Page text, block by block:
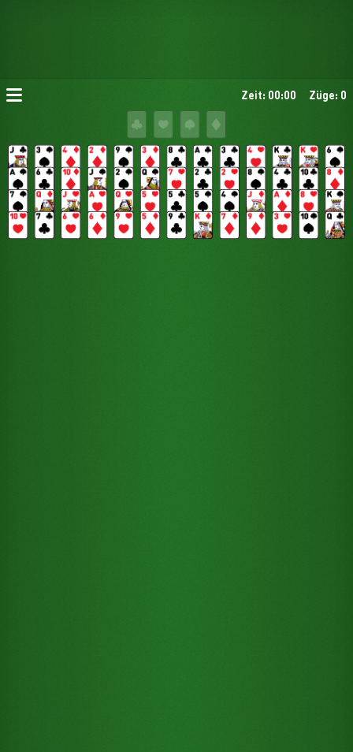
Zeit: 00:00 Züge: 0